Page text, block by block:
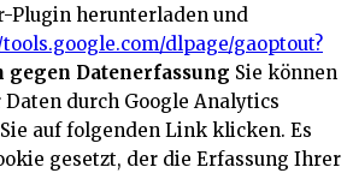
Plugin herunterladen und
dlpage/gaoptout?
gegen Datenerfassung Sie können
durch Google Analytics
auf folgenden Link klicken. Es
gesetzt, der die Erfassung Ihrer